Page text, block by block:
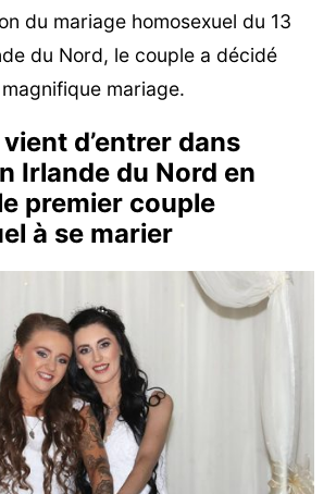
du mariage homosexuel du 13
du Nord, le couple a décidé
magnifique mariage.
d’entrer dans
Irlande du Nord en
premier couple
à se marier